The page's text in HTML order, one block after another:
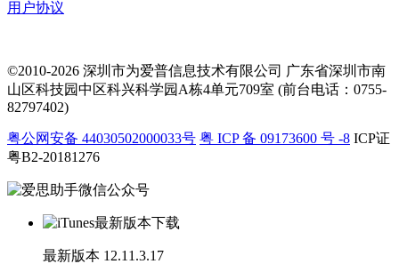
用户协议
©2010-2026 深圳市为爱普信息技术有限公司 广东省深圳市南
山区科技园中区科兴科学园A栋4单元709室 (前台电话：0755-
82797402)
粤公网安备 44030502000033号 粤 ICP 备 09173600 号 -8 ICP证
粤B2-20181276
最新版本 12.11.3.17